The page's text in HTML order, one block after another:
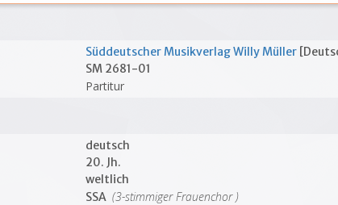
Süddeutscher Musikverlag Willy Müller
SM 2681-01
Partitur
deutsch
20. Jh.
weltlich
SSA (3-stimmiger Frauenchor )